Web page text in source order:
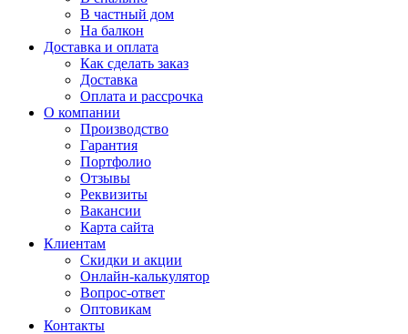
В частный дом
На балкон
Доставка и оплата
Как сделать заказ
Доставка
Оплата и рассрочка
О компании
Производство
Гарантия
Портфолио
Отзывы
Реквизиты
Вакансии
Карта сайта
Клиентам
Скидки и акции
Онлайн-калькулятор
Вопрос-ответ
Оптовикам
Контакты